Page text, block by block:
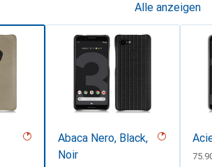
Alle anzeigen
Abaca Nero, Black,
Noir
CHF